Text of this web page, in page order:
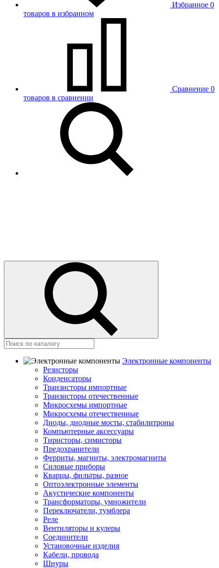
Избранное 0
товаров в избранном
Сравнение 0
товаров в сравнении
Электронные компоненты
Резисторы
Конденсаторы
Транзисторы импортные
Транзисторы отечественные
Микросхемы импортные
Микросхемы отечественные
Диоды, диодные мосты, стабилитроны
Компьютерные аксессуары
Тиристоры, симисторы
Предохранители
Ферриты, магниты, электромагниты
Силовые приборы
Кварцы, фильтры, разное
Оптоэлектронные элементы
Акустические компоненты
Трансформаторы, умножители
Переключатели, тумблера
Реле
Вентиляторы и кулеры
Соединители
Установочные изделия
Кабели, провода
Шнуры